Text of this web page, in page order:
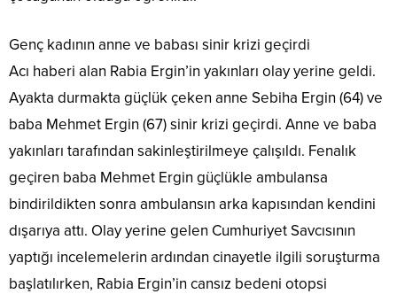
Genç kadının anne ve babası sinir krizi geçirdi
Acı haberi alan Rabia Ergin’in yakınları olay yerine geldi.
Ayakta durmakta güçlük çeken anne Sebiha Ergin (64) ve
baba Mehmet Ergin (67) sinir krizi geçirdi. Anne ve baba
yakınları tarafından sakinleştirilmeye çalışıldı. Fenalık
geçiren baba Mehmet Ergin güçlükle ambulansa
bindirildikten sonra ambulansın arka kapısından kendini
dışarıya attı. Olay yerine gelen Cumhuriyet Savcısının
yaptığı incelemelerin ardından cinayetle ilgili soruşturma
başlatılırken, Rabia Ergin’in cansız bedeni otopsi